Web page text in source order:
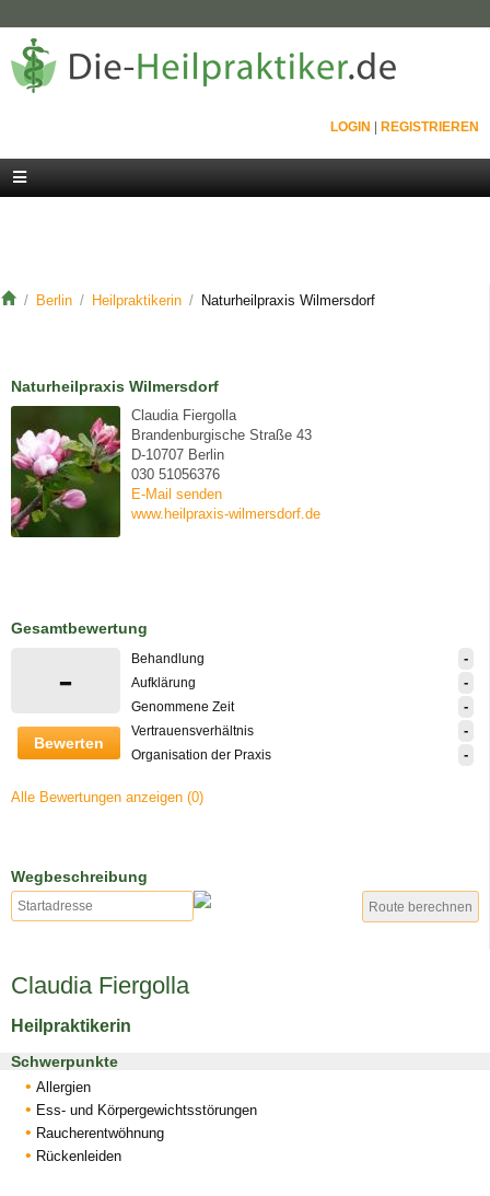
LOGIN REGISTRIEREN
Berlin Heilpraktikerin Naturheilpraxis Wilmersdorf
Naturheilpraxis Wilmersdorf
Claudia Fiergolla
Brandenburgische Straße 43
D-10707 Berlin
030 51056376
E-Mail senden
www.heilpraxis-wilmersdorf.de
Gesamtbewertung
-
Bewerten
Behandlung -
Aufklärung -
Genommene Zeit -
Vertrauensverhältnis -
Organisation der Praxis -
Alle Bewertungen anzeigen (0)
Wegbeschreibung
Claudia Fiergolla
Heilpraktikerin
Schwerpunkte
Allergien
Ess- und Körpergewichtsstörungen
Raucherentwöhnung
Rückenleiden